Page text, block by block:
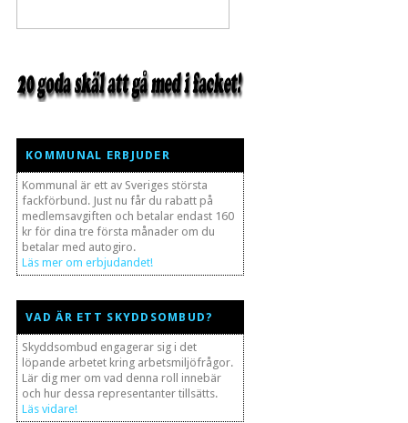
KOMMUNAL ERBJUDER
Kommunal är ett av Sveriges största
fackförbund. Just nu får du rabatt på
medlemsavgiften och betalar endast 160
kr för dina tre första månader om du
betalar med autogiro.
Läs mer om erbjudandet!
VAD ÄR ETT SKYDDSOMBUD?
Skyddsombud engagerar sig i det
löpande arbetet kring arbetsmiljöfrågor.
Lär dig mer om vad denna roll innebär
och hur dessa representanter tillsätts.
Läs vidare!